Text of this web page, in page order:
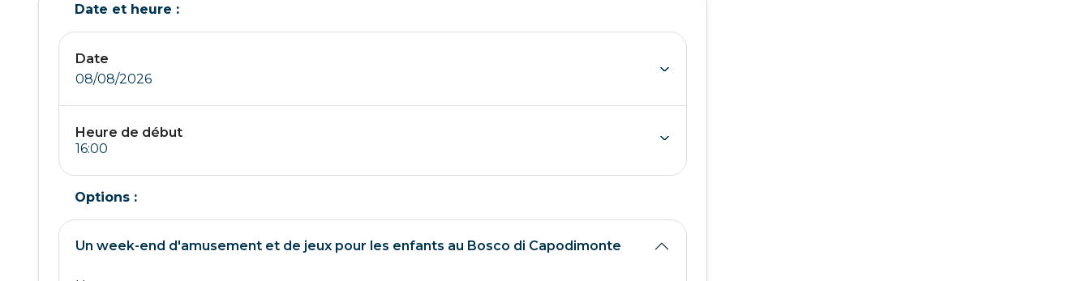
Date et heure :
Date
08/08/2026
Heure de début
Options :
Un week-end d'amusement et de jeux pour les enfants au Bosco di Capodimonte